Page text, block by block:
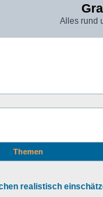
Alles rund
Themen
realistisch